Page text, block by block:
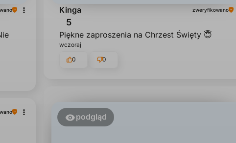
Kinga zweryfikowano
5
Piękne zaproszenia na Chrzest Święty 😇
wczoraj
0 0
podgląd